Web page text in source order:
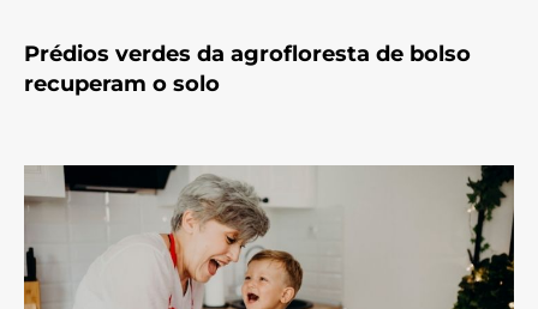
Prédios verdes da agrofloresta de bolso
recuperam o solo